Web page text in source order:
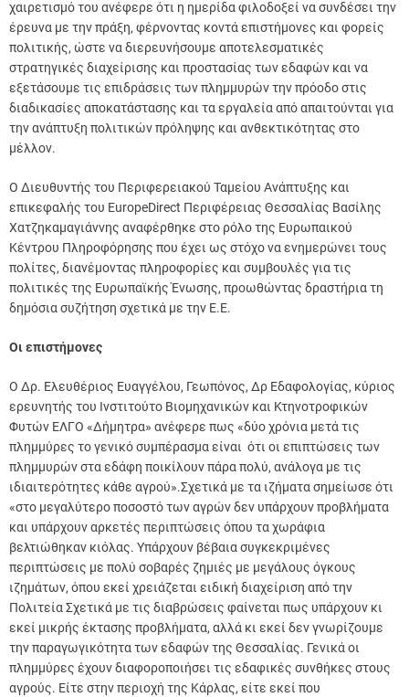
χαιρετισμό του ανέφερε ότι η ημερίδα φιλοδοξεί να συνδέσει την
έρευνα με την πράξη, φέρνοντας κοντά επιστήμονες και φορείς
πολιτικής, ώστε να διερευνήσουμε αποτελεσματικές
στρατηγικές διαχείρισης και προστασίας των εδαφών και να
εξετάσουμε τις επιδράσεις των πλημμυρών την πρόοδο στις
διαδικασίες αποκατάστασης και τα εργαλεία από απαιτούνται για
την ανάπτυξη πολιτικών πρόληψης και ανθεκτικότητας στο
μέλλον.
Ο Διευθυντής του Περιφερειακού Ταμείου Ανάπτυξης και
επικεφαλής του EuropeDirect Περιφέρειας Θεσσαλίας Βασίλης
Χατζηκαμαγιάννης αναφέρθηκε στο ρόλο της Ευρωπαικού
Κέντρου Πληροφόρησης που έχει ως στόχο να ενημερώνει τους
πολίτες, διανέμοντας πληροφορίες και συμβουλές για τις
πολιτικές της Ευρωπαϊκής Ένωσης, προωθώντας δραστήρια τη
δημόσια συζήτηση σχετικά με την Ε.Ε.
Οι επιστήμονες
Ο Δρ. Ελευθέριος Ευαγγέλου, Γεωπόνος, Δρ Εδαφολογίας, κύριος
ερευνητής του Ινστιτούτο Βιομηχανικών και Κτηνοτροφικών
Φυτών ΕΛΓΟ «Δήμητρα» ανέφερε πως «δύο χρόνια μετά τις
πλημμύρες το γενικό συμπέρασμα είναι ότι οι επιπτώσεις των
πλημμυρών στα εδάφη ποικίλουν πάρα πολύ, ανάλογα με τις
ιδιαιτερότητες κάθε αγρού».Σχετικά με τα ιζήματα σημείωσε ότι
«στο μεγαλύτερο ποσοστό των αγρών δεν υπάρχουν προβλήματα
και υπάρχουν αρκετές περιπτώσεις όπου τα χωράφια
βελτιώθηκαν κιόλας. Υπάρχουν βέβαια συγκεκριμένες
περιπτώσεις με πολύ σοβαρές ζημιές με μεγάλους όγκους
ιζημάτων, όπου εκεί χρειάζεται ειδική διαχείριση από την
Πολιτεία Σχετικά με τις διαβρώσεις φαίνεται πως υπάρχουν κι
εκεί μικρής έκτασης προβλήματα, αλλά κι εκεί δεν γνωρίζουμε
την παραγωγικότητα των εδαφών της Θεσσαλίας. Γενικά οι
πλημμύρες έχουν διαφοροποιήσει τις εδαφικές συνθήκες στους
αγρούς. Είτε στην περιοχή της Κάρλας, είτε εκεί που